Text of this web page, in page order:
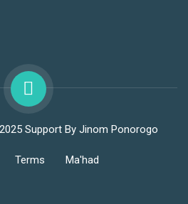
Support By Jinom Ponorogo
Terms Ma'had